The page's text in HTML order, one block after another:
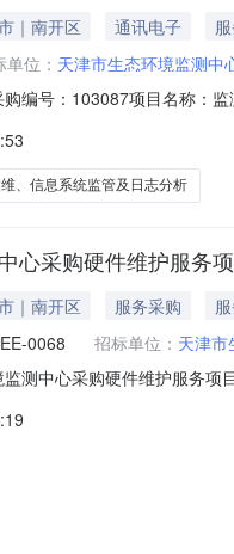
｜南开区 通讯电子
位： 天津市生态环境监测中
编号：103087项目名称：
购成交家数：1二、竟比结
、信息系统监管及日志分析
心采购硬件维护服务
｜南开区 服务采购
0068 招标单位： 天津市
测中心采购硬件维护服务
2022-ZEEE-0068二、